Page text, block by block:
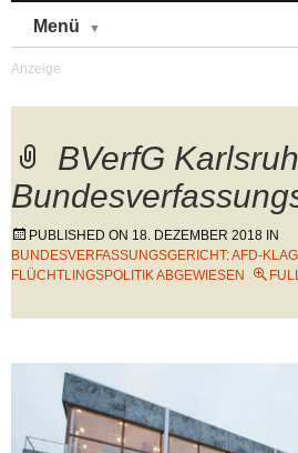
Menü
BVerfG
PUBLISHED ON 18. DEZEMBER 2018 IN
BUNDESVERFASSUNGSGERICHT: AFD-
FLÜCHTLINGSPOLITIK ABGEWIESEN